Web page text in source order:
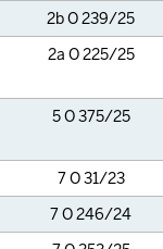
2b O 239/25
2a O 225/25
5 O 375/25
7 O 31/23
7 O 246/24